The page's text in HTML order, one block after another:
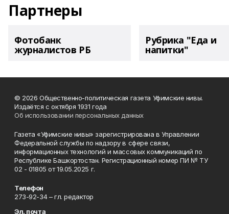
Партнеры
Фотобанк
журналистов РБ
Рубрика "Еда и
напитки"
© 2026 Общественно-политическая газета Уфимские нивы.
Издаётся с октября 1931 года
Об использовании персональных данных
Газета «Уфимские нивы» зарегистрирована в Управлении
Федеральной службы по надзору в сфере связи,
информационных технологий и массовых коммуникаций по
Республике Башкортостан. Регистрационный номер ПИ № ТУ
02 - 01805 от 19.05.2025 г.
Телефон
273-92-34 – гл. редактор
Эл. почта